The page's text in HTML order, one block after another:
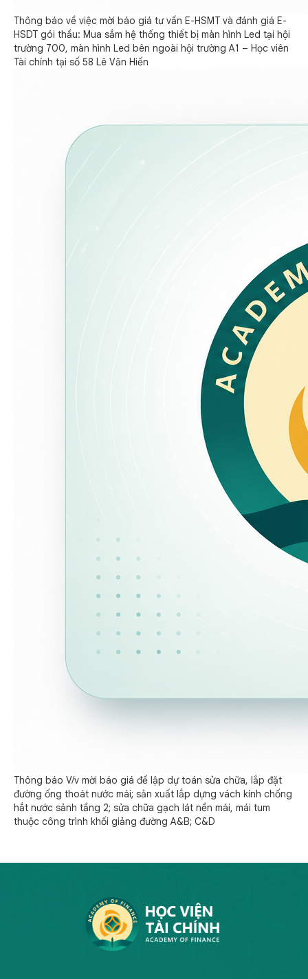
Thông báo về việc mời báo giá tư vấn E-HSMT và đánh giá E-
HSDT gói thầu: Mua sắm hệ thống thiết bị màn hình Led tại hội
trường 700, màn hình Led bên ngoài hội trường A1 – Học viên
Tài chính tại số 58 Lê Văn Hiến
Thông báo V/v mời báo giá để lập dự toán sửa chữa, lắp đặt
đường ống thoát nước mái; sản xuất lắp dựng vách kính chống
hắt nước sảnh tầng 2; sửa chữa gạch lát nền mái, mái tum
thuộc công trình khối giảng đường A&B; C&D